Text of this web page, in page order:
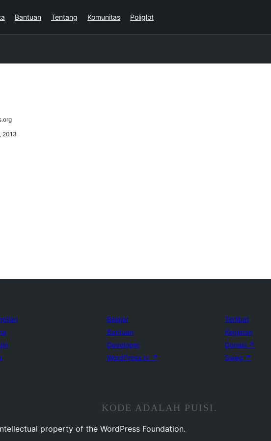
Bantuan Tentang Komunitas Poliglot
2013
Belajar
Bantuan
Developer
WordPress.tv ↗
Terlibat
Kegiatan
Donasi ↗
Swag ↗
KODE ADALAH PUISI.
property of the WordPress Foundation.